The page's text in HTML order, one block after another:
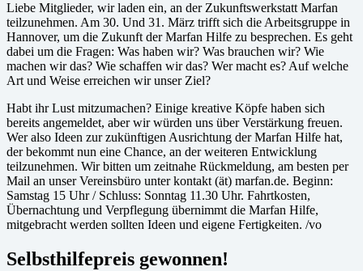
Liebe Mitglieder, wir laden ein, an der Zukunftswerkstatt Marfan
teilzunehmen. Am 30. Und 31. März trifft sich die Arbeitsgruppe in
Hannover, um die Zukunft der Marfan Hilfe zu besprechen. Es geht
dabei um die Fragen: Was haben wir? Was brauchen wir? Wie
machen wir das? Wie schaffen wir das? Wer macht es? Auf welche
Art und Weise erreichen wir unser Ziel?
Habt ihr Lust mitzumachen? Einige kreative Köpfe haben sich
bereits angemeldet, aber wir würden uns über Verstärkung freuen.
Wer also Ideen zur zukünftigen Ausrichtung der Marfan Hilfe hat,
der bekommt nun eine Chance, an der weiteren Entwicklung
teilzunehmen. Wir bitten um zeitnahe Rückmeldung, am besten per
Mail an unser Vereinsbüro unter kontakt (ät) marfan.de. Beginn:
Samstag 15 Uhr / Schluss: Sonntag 11.30 Uhr. Fahrtkosten,
Übernachtung und Verpflegung übernimmt die Marfan Hilfe,
mitgebracht werden sollten Ideen und eigene Fertigkeiten. /vo
Selbsthilfepreis gewonnen!